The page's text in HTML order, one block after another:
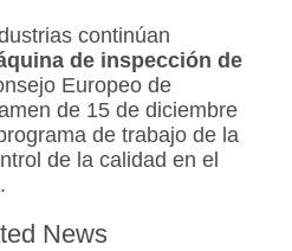
continúan
de inspección de
Europeo de
de 15 de diciembre
de trabajo de la
de la calidad en el
News